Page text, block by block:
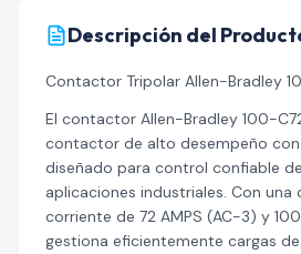
Descripción del
Contactor Tripolar Allen-Bradley
El contactor Allen-Bradley 100-
contactor de alto desempeño con
diseñado para control confiable
aplicaciones industriales. Con una
corriente de 72 AMPS (AC-3) y 100
gestiona eficientemente cargas